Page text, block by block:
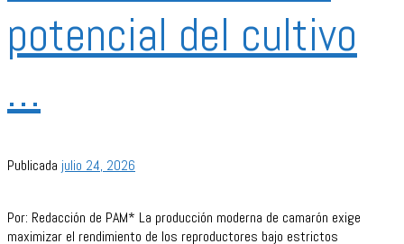
potencial del cultivo
…
Publicada julio 24, 2026
Por: Redacción de PAM* La producción moderna de camarón exige
maximizar el rendimiento de los reproductores bajo estrictos